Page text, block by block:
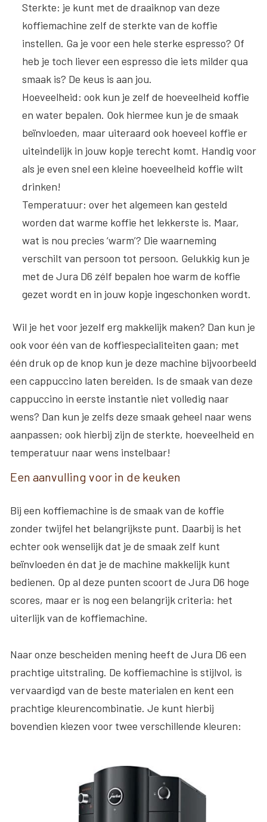
Sterkte: je kunt met de draaiknop van deze
koffiemachine zelf de sterkte van de koffie
instellen. Ga je voor een hele sterke espresso? Of
heb je toch liever een espresso die iets milder qua
smaak is? De keus is aan jou.
Hoeveelheid: ook kun je zelf de hoeveelheid koffie
en water bepalen. Ook hiermee kun je de smaak
beïnvloeden, maar uiteraard ook hoeveel koffie er
uiteindelijk in jouw kopje terecht komt. Handig voor
als je even snel een kleine hoeveelheid koffie wilt
drinken!
Temperatuur: over het algemeen kan gesteld
worden dat warme koffie het lekkerste is. Maar,
wat is nou precies ‘warm’? Die waarneming
verschilt van persoon tot persoon. Gelukkig kun je
met de Jura D6 zélf bepalen hoe warm de koffie
gezet wordt en in jouw kopje ingeschonken wordt.
Wil je het voor jezelf erg makkelijk maken? Dan kun je
ook voor één van de koffiespecialiteiten gaan; met
één druk op de knop kun je deze machine bijvoorbeeld
een cappuccino laten bereiden. Is de smaak van deze
cappuccino in eerste instantie niet volledig naar
wens? Dan kun je zelfs deze smaak geheel naar wens
aanpassen; ook hierbij zijn de sterkte, hoeveelheid en
temperatuur naar wens instelbaar!
Een aanvulling voor in de keuken
Bij een koffiemachine is de smaak van de koffie
zonder twijfel het belangrijkste punt. Daarbij is het
echter ook wenselijk dat je de smaak zelf kunt
beïnvloeden én dat je de machine makkelijk kunt
bedienen. Op al deze punten scoort de Jura D6 hoge
scores, maar er is nog een belangrijk criteria: het
uiterlijk van de koffiemachine.
Naar onze bescheiden mening heeft de Jura D6 een
prachtige uitstraling. De koffiemachine is stijlvol, is
vervaardigd van de beste materialen en kent een
prachtige kleurencombinatie. Je kunt hierbij
bovendien kiezen voor twee verschillende kleuren: